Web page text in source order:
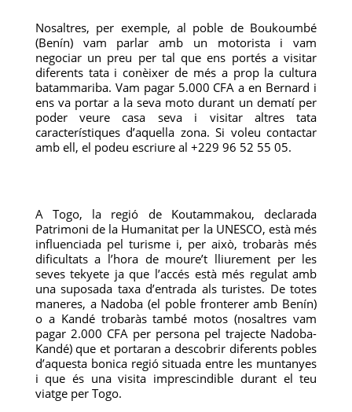
Nosaltres, per exemple, al poble de Boukoumbé
(Benín) vam parlar amb un motorista i vam
negociar un preu per tal que ens portés a visitar
diferents tata i conèixer de més a prop la cultura
batammariba. Vam pagar 5.000 CFA a en Bernard i
ens va portar a la seva moto durant un dematí per
poder veure casa seva i visitar altres tata
característiques d’aquella zona. Si voleu contactar
amb ell, el podeu escriure al +229 96 52 55 05.
A Togo, la regió de Koutammakou, declarada
Patrimoni de la Humanitat per la UNESCO, està més
influenciada pel turisme i, per això, trobaràs més
dificultats a l’hora de moure’t lliurement per les
seves tekyete ja que l’accés està més regulat amb
una suposada taxa d’entrada als turistes. De totes
maneres, a Nadoba (el poble fronterer amb Benín)
o a Kandé trobaràs també motos (nosaltres vam
pagar 2.000 CFA per persona pel trajecte Nadoba-
Kandé) que et portaran a descobrir diferents pobles
d’aquesta bonica regió situada entre les muntanyes
i que és una visita imprescindible durant el teu
viatge per Togo.